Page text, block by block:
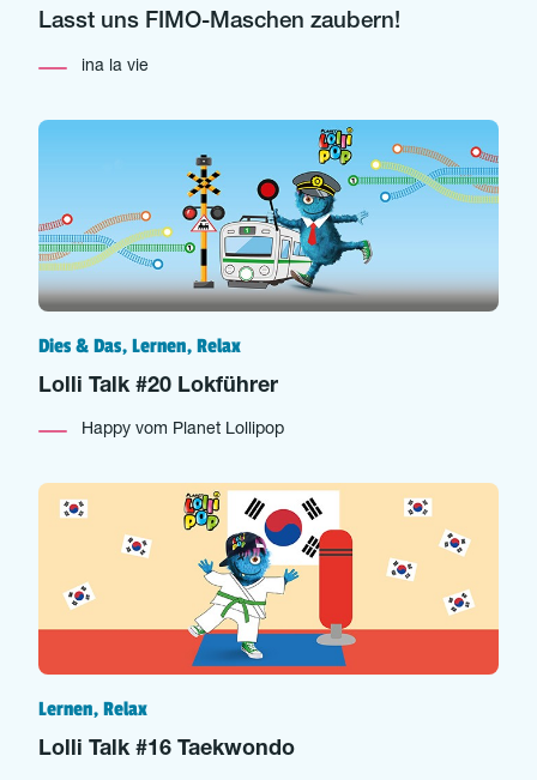
Lasst uns FIMO-Maschen zaubern!
ina la vie
Dies & Das, Lernen, Relax
Lolli Talk #20 Lokführer
Happy vom Planet Lollipop
Lernen, Relax
Lolli Talk #16 Taekwondo